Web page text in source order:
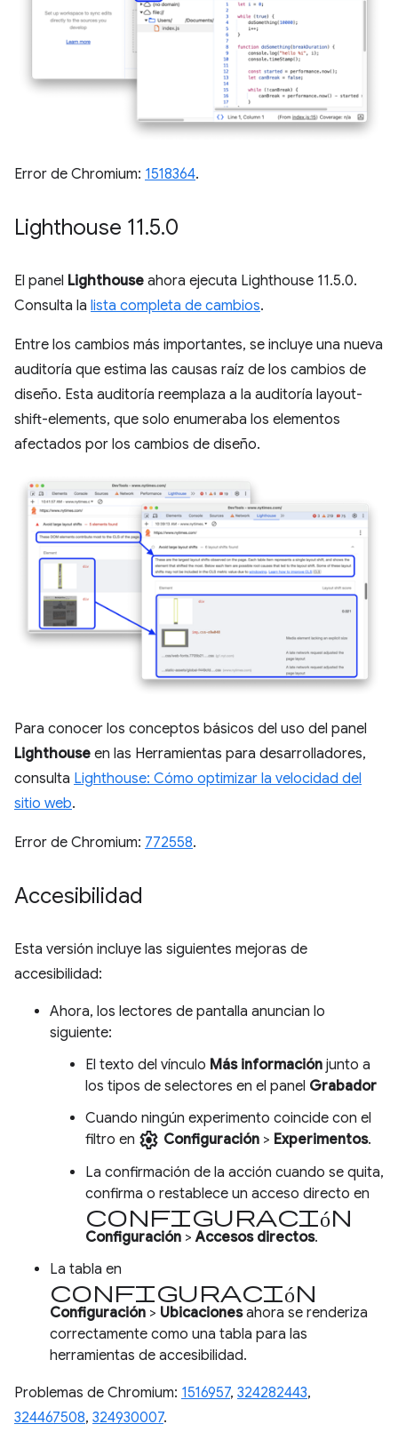
Error de Chromium: 1518364.
Lighthouse 11.5.0
El panel Lighthouse ahora ejecuta Lighthouse 11.5.0.
Consulta la lista completa de cambios.
Entre los cambios más importantes, se incluye una nueva
auditoría que estima las causas raíz de los cambios de
diseño. Esta auditoría reemplaza a la auditoría layout-
shift-elements, que solo enumeraba los elementos
afectados por los cambios de diseño.
Para conocer los conceptos básicos del uso del panel
Lighthouse en las Herramientas para desarrolladores,
consulta Lighthouse: Cómo optimizar la velocidad del
sitio web.
Error de Chromium: 772558.
Accesibilidad
Esta versión incluye las siguientes mejoras de
accesibilidad:
Ahora, los lectores de pantalla anuncian lo
siguiente:
El texto del vínculo Más información junto a
los tipos de selectores en el panel Grabador
Cuando ningún experimento coincide con el
filtro en settings Configuración > Experimentos.
La confirmación de la acción cuando se quita,
confirma o restablece un acceso directo en
Configuración
Configuración >Accesos directos.
La tabla en
configuración
Configuración > Ubicacionesahora se renderiza
correctamente como una tabla para las
herramientas de accesibilidad.
Problemas de Chromium: 1516957, 324282443,
324467508, 324930007.